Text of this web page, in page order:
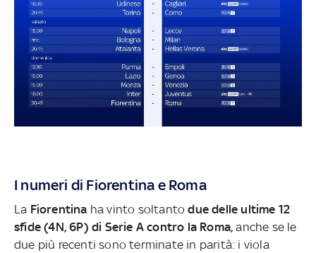
I numeri di Fiorentina e Roma
La Fiorentina ha vinto soltantodue delle ultime 12
sfide (4N, 6P) di Serie A contro la Roma, anche se le
due più recenti sono terminate in parità: i viola